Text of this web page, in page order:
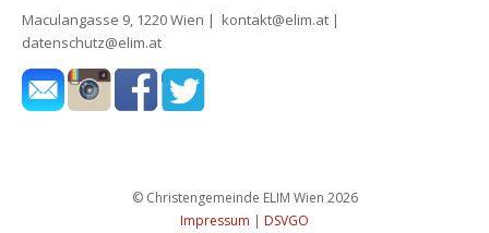
Maculangasse 9, 1220 Wien | kontakt@elim.at |
datenschutz@elim.at
© Christengemeinde ELIM Wien 2026
Impressum | DSVGO